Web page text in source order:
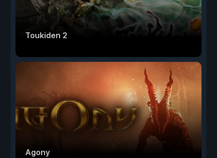
Toukiden 2
Agony